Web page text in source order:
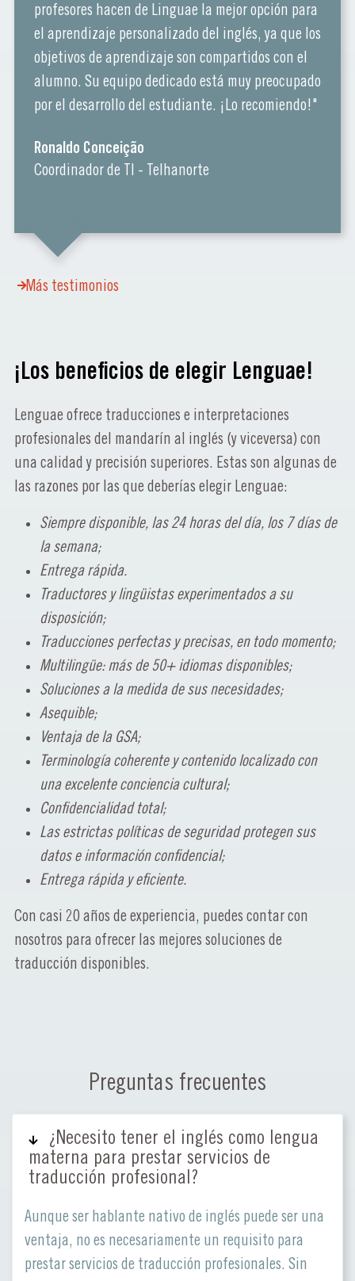
profesores hacen de Linguae la mejor opción para
el aprendizaje personalizado del inglés, ya que los
objetivos de aprendizaje son compartidos con el
alumno. Su equipo dedicado está muy preocupado
por el desarrollo del estudiante. ¡Lo recomiendo!"
Ronaldo Conceição
Coordinador de TI - Telhanorte
Más testimonios
¡Los beneficios de elegir Lenguae!
Lenguae ofrece traducciones e interpretaciones
profesionales del mandarín al inglés (y viceversa) con
una calidad y precisión superiores. Estas son algunas de
las razones por las que deberías elegir Lenguae:
Siempre disponible, las 24 horas del día, los 7 días de
la semana;
Entrega rápida.
Traductores y lingüistas experimentados a su
disposición;
Traducciones perfectas y precisas, en todo momento;
Multilingüe: más de 50+ idiomas disponibles;
Soluciones a la medida de sus necesidades;
Asequible;
Ventaja de la GSA;
Terminología coherente y contenido localizado con
una excelente conciencia cultural;
Confidencialidad total;
Las estrictas políticas de seguridad protegen sus
datos e información confidencial;
Entrega rápida y eficiente.
Con casi 20 años de experiencia, puedes contar con
nosotros para ofrecer las mejores soluciones de
traducción disponibles.
Preguntas frecuentes
¿Necesito tener el inglés como lengua
materna para prestar servicios de
traducción profesional?
Aunque ser hablante nativo de inglés puede ser una
ventaja, no es necesariamente un requisito para
prestar servicios de traducción profesionales. Sin